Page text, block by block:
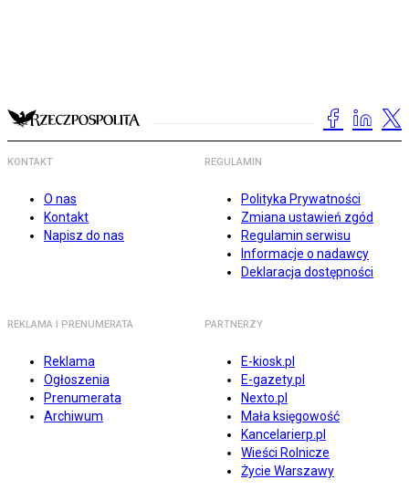
KONTAKT
O nas
Kontakt
Napisz do nas
REGULAMIN
Polityka Prywatności
Zmiana ustawień zgód
Regulamin serwisu
Informacje o nadawcy
Deklaracja dostępności
REKLAMA I PRENUMERATA
Reklama
Ogłoszenia
Prenumerata
Archiwum
PARTNERZY
E-kiosk.pl
E-gazety.pl
Nexto.pl
Mała księgowość
Kancelarierp.pl
Wieści Rolnicze
Życie Warszawy